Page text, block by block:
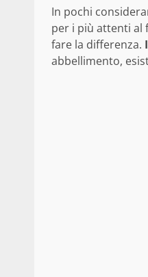
In pochi
per i più attenti al
fare la differenza.
abbellimento,